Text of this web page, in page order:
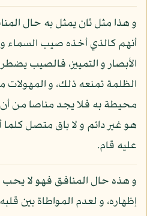
و هذا مثل ثان يمثل به حال
أنهم كالذي أخذه صيب
الأبصار و التمييز، فالصيب
الظلمة تمنعه ذلك، و
محيطة به فلا يجد مناصا من
هو غير دائم و لا باق متصل
عليه قام.
و هذه حال المنافق فهو لا يحب
إظهاره، و لعدم المواطاة بين